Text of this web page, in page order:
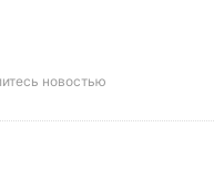
новостью